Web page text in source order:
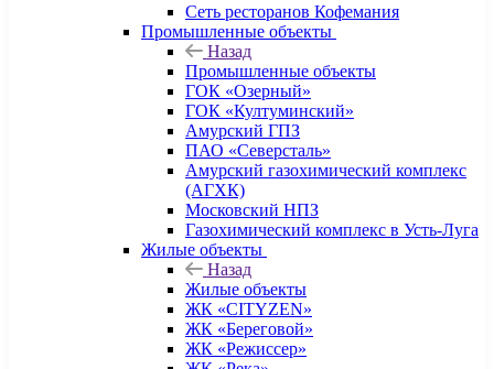
Сеть ресторанов Кофемания
Промышленные объекты
Назад
Промышленные объекты
ГОК «Озерный»
ГОК «Култуминский»
Амурский ГПЗ
ПАО «Северсталь»
Амурский газохимический комплекс
(АГХК)
Московский НПЗ
Газохимический комплекс в Усть-Луга
Жилые объекты
Назад
Жилые объекты
ЖК «CITYZEN»
ЖК «Береговой»
ЖК «Режиссер»